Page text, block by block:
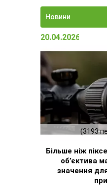
Новини
20.04.2026 15:23
(3193
Більше ніж
об’єктива
значення